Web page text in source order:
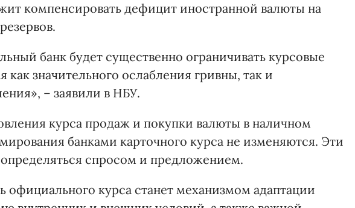
компенсировать дефицит иностранной валюты на
банк будет существенно ограничивать курсовые
как значительного ослабления гривны, так и
– заявили в НБУ.
курса продаж и покупки валюты в наличном
банками карточного курса не изменяются. Эти
спросом и предложением.
официального курса станет механизмом адаптации